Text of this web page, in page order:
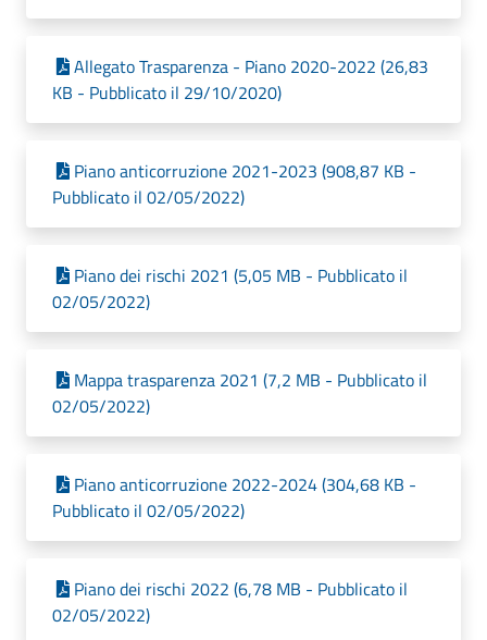
Allegato Trasparenza - Piano 2020-2022 (26,83
KB - Pubblicato il 29/10/2020)
Piano anticorruzione 2021-2023 (908,87 KB -
Pubblicato il 02/05/2022)
Piano dei rischi 2021 (5,05 MB - Pubblicato il
02/05/2022)
Mappa trasparenza 2021 (7,2 MB - Pubblicato il
02/05/2022)
Piano anticorruzione 2022-2024 (304,68 KB -
Pubblicato il 02/05/2022)
Piano dei rischi 2022 (6,78 MB - Pubblicato il
02/05/2022)